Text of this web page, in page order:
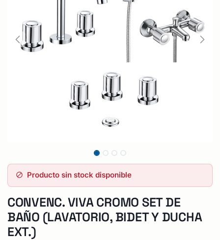
Producto sin stock disponible
CONVENC. VIVA CROMO SET DE
BAÑO (LAVATORIO, BIDET Y DUCHA
EXT.)